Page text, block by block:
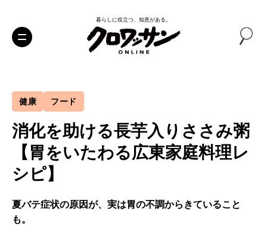
暮らしに役立つ、知恵がある。
健康 フード
消化を助ける長芋入りささみ粥
【胃をいたわる広東家庭料理レ
シピ】
夏バテ症状の原因が、実は胃の不調からきていること
も。